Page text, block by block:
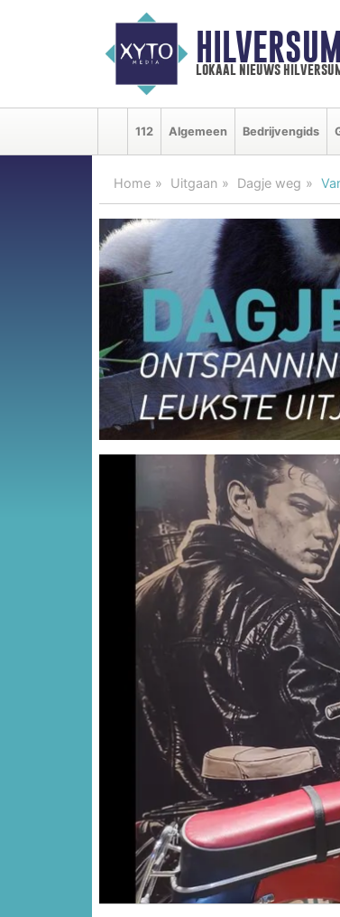
lokaal nieuws
112 Algemeen Bedrijvengids
Home Uitgaan Dagje weg